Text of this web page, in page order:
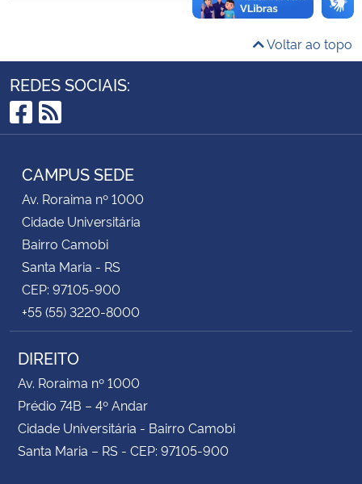
Secretaria de Governo
Gabinete de Segurança Institucional
Banco Central do Brasil
Voltar ao topo
REDES SOCIAIS:
Facebook
RSS
CAMPUS SEDE
Av. Roraima nº 1000
Cidade Universitária
Bairro Camobi
Santa Maria - RS
CEP: 97105-900
+55 (55) 3220-8000
DIREITO
Av. Roraima nº 1000
Prédio 74B – 4º Andar
Cidade Universitária - Bairro Camobi
Santa Maria – RS - CEP: 97105-900